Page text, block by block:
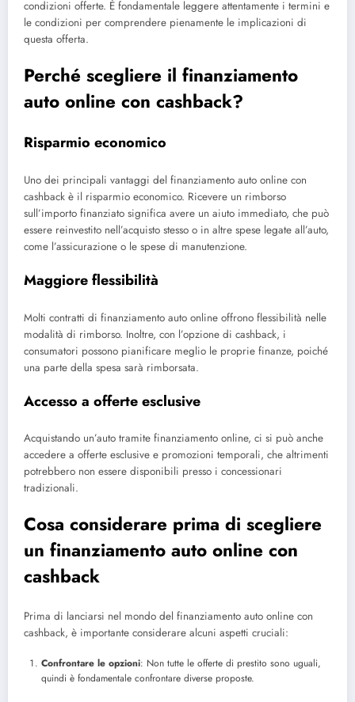
condizioni offerte. È fondamentale leggere attentamente i termini e
le condizioni per comprendere pienamente le implicazioni di
questa offerta.
Perché scegliere il finanziamento
auto online con cashback?
Risparmio economico
Uno dei principali vantaggi del finanziamento auto online con
cashback è il risparmio economico. Ricevere un rimborso
sull’importo finanziato significa avere un aiuto immediato, che può
essere reinvestito nell’acquisto stesso o in altre spese legate all’auto,
come l’assicurazione o le spese di manutenzione.
Maggiore flessibilità
Molti contratti di finanziamento auto online offrono flessibilità nelle
modalità di rimborso. Inoltre, con l’opzione di cashback, i
consumatori possono pianificare meglio le proprie finanze, poiché
una parte della spesa sarà rimborsata.
Accesso a offerte esclusive
Acquistando un’auto tramite finanziamento online, ci si può anche
accedere a offerte esclusive e promozioni temporali, che altrimenti
potrebbero non essere disponibili presso i concessionari
tradizionali.
Cosa considerare prima di scegliere
un finanziamento auto online con
cashback
Prima di lanciarsi nel mondo del finanziamento auto online con
cashback, è importante considerare alcuni aspetti cruciali:
Confrontare le opzioni: Non tutte le offerte di prestito sono uguali,
quindi è fondamentale confrontare diverse proposte.